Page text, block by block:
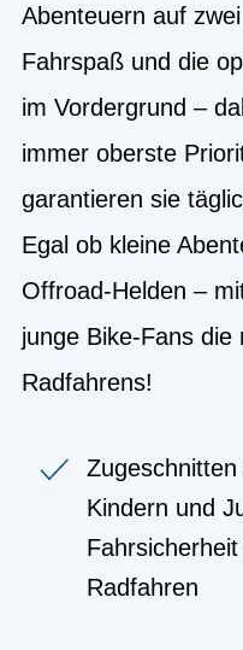
Abenteuern auf
Fahrspaß und die
im Vordergrund –
immer oberste
garantieren sie
Egal ob kleine
Offroad-Helden –
junge Bike-Fans
Radfahrens!
Kindern und
Radfahren